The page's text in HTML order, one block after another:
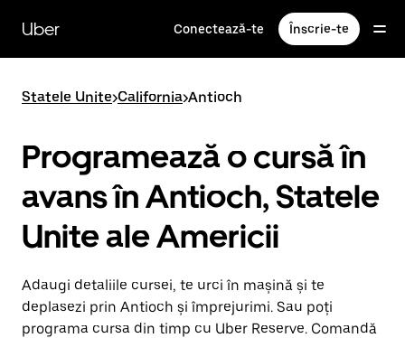
direct
conținutul
principal
Uber Conectează-te Înscrie-te
Statele Unite>California>Antioch
Programează o cursă în
avans în Antioch, Statele
Unite ale Americii
Adaugi detaliile cursei, te urci în mașină și te
deplasezi prin Antioch și împrejurimi. Sau poți
programa cursa din timp cu Uber Reserve. Comandă